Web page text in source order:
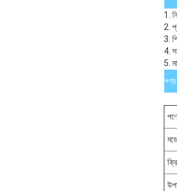
1.
2.
3.
4.
5.
পণ্য